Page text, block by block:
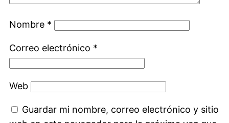
Nombre *
Correo electrónico *
Web
Guardar mi nombre, correo electrónico y sitio